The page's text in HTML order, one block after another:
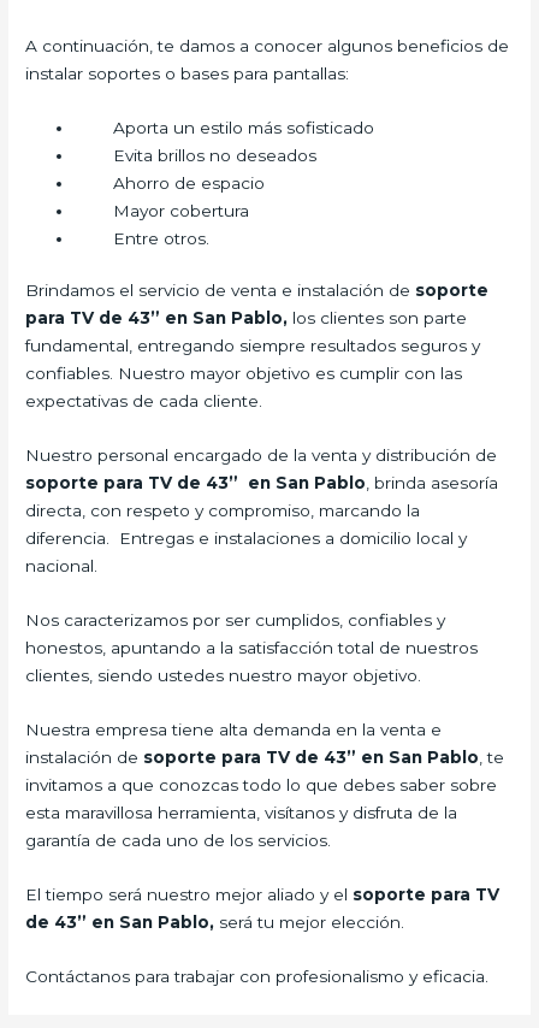
A continuación, te damos a conocer algunos beneficios de
instalar soportes o bases para pantallas:
Aporta un estilo más sofisticado
Evita brillos no deseados
Ahorro de espacio
Mayor cobertura
Entre otros.
Brindamos el servicio de venta e instalación de soporte
para TV de 43” en San Pablo, los clientes son parte
fundamental, entregando siempre resultados seguros y
confiables. Nuestro mayor objetivo es cumplir con las
expectativas de cada cliente.
Nuestro personal encargado de la venta y distribución de
soporte para TV de 43” en San Pablo, brinda asesoría
directa, con respeto y compromiso, marcando la
diferencia. Entregas e instalaciones a domicilio local y
nacional.
Nos caracterizamos por ser cumplidos, confiables y
honestos, apuntando a la satisfacción total de nuestros
clientes, siendo ustedes nuestro mayor objetivo.
Nuestra empresa tiene alta demanda en la venta e
instalación de soporte para TV de 43” en San Pablo , te
invitamos a que conozcas todo lo que debes saber sobre
esta maravillosa herramienta, visítanos y disfruta de la
garantía de cada uno de los servicios.
El tiempo será nuestro mejor aliado y el soporte para TV
de 43” en San Pablo, será tu mejor elección.
Contáctanos para trabajar con profesionalismo y eficacia.